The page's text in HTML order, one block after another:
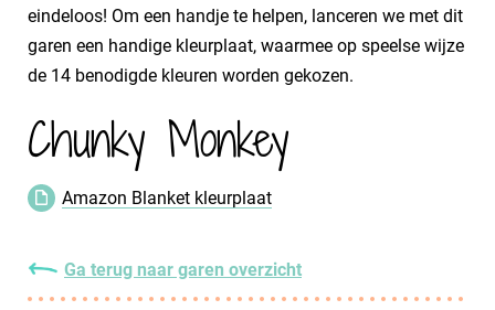
eindeloos! Om een handje te helpen, lanceren we met dit
garen een handige kleurplaat, waarmee op speelse wijze
de 14 benodigde kleuren worden gekozen.
Chunky Monkey
Amazon Blanket kleurplaat
Ga terug naar garen overzicht